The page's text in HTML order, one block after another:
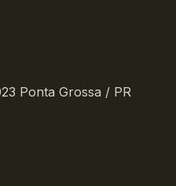
Ponta Grossa / PR